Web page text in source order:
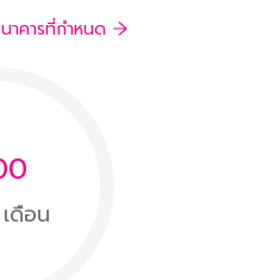
าคารที่กำหนด
ดือน